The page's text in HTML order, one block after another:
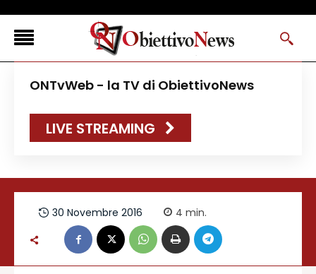
FLASH NEWS
NEWS DAL RESTO D’ITALIA
CANAVESELOCAL
PROMOREDAZIONALI
ONSTYLE MAGAZINE
ONTvWeb - la TV di ObiettivoNews
LIVE STREAMING
30 Novembre 2016 4 min.